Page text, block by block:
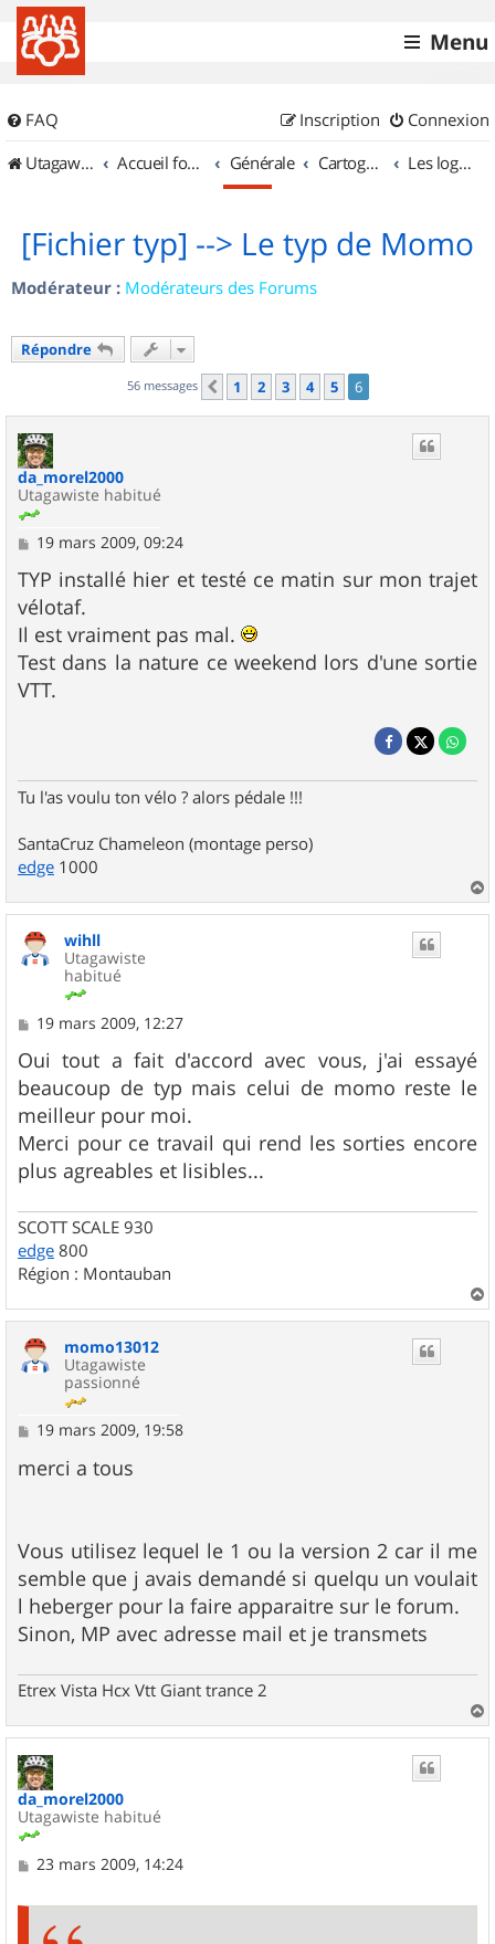
Menu
FAQ Connexion
Inscription
UtagawaVTT (Randos VTT et VTTAE avec traces GPS)
Accueil forum Générale Cartographie et GPS Les logiciels
[Fichier typ] --> Le typ de Momo
Modérateur : Modérateurs des Forums
Répondre
56 messages Précédent
1 2 3 4 5 6
da_morel2000
Utagawiste habitué
M
s
s
a
g
e
19 mars 2009, 09:24
TYP installé hier et testé ce matin sur mon trajet
vélotaf.
Il est vraiment pas mal.
Test dans la nature ce weekend lors d'une sortie
VTT.
Tu l'as voulu ton vélo ? alors pédale !!!
SantaCruz Chameleon (montage perso)
edge 1000
a
u
wihll
Utagawiste
habitué
M
s
s
a
g
e
19 mars 2009, 12:27
Oui tout a fait d'accord avec vous, j'ai essayé
beaucoup de typ mais celui de momo reste le
meilleur pour moi.
Merci pour ce travail qui rend les sorties encore
plus agreables et lisibles...
SCOTT SCALE 930
edge 800
Région : Montauban
a
momo13012
Utagawiste
passionné
M
s
s
19 mars 2009, 19:58
merci a tous
Vous utilisez lequel le 1 ou la version 2 car il me
semble que j avais demandé si quelqu un voulait
l heberger pour la faire apparaitre sur le forum.
Sinon, MP avec adresse mail et je transmets
Etrex Vista Hcx Vtt Giant trance 2
a
da_morel2000
Utagawiste habitué
M
23 mars 2009, 14:24